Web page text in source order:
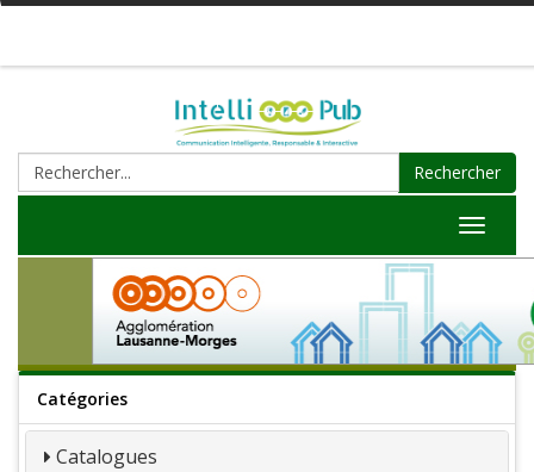
Rechercher
Toggle
Catégories
Catalogues